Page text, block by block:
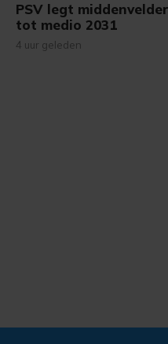
PSV legt
tot medio 2031
4 uur geleden